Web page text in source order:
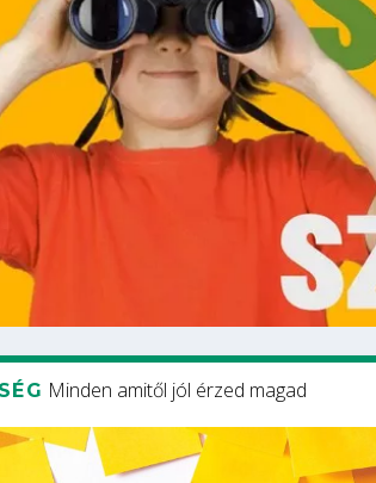
Minden amitől jól érzed magad